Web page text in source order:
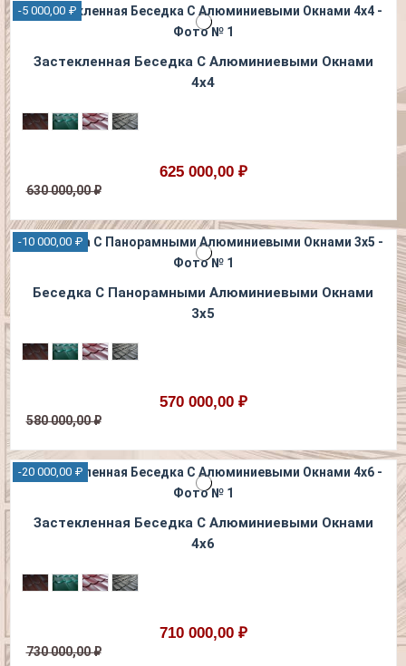
-5 000,00 ₽
Застекленная Беседка С Алюминиевыми Окнами
4х4
625 000,00 ₽
630 000,00 ₽
-10 000,00 ₽
Беседка С Панорамными Алюминиевыми Окнами
3х5
570 000,00 ₽
580 000,00 ₽
-20 000,00 ₽
Застекленная Беседка С Алюминиевыми Окнами
4х6
710 000,00 ₽
730 000,00 ₽